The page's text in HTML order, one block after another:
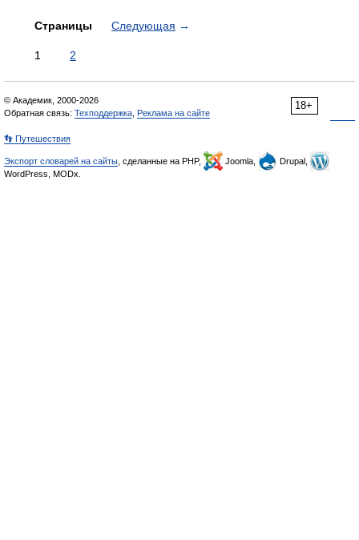
Страницы Следующая →
1 2
18+
© Академик, 2000-2026
Обратная связь: Техподдержка Реклама на сайте
👣 Путешествия
Экспорт словарей на сайты , сделанные на PHP, Joomla,
Drupal,
WordPress, MODx.